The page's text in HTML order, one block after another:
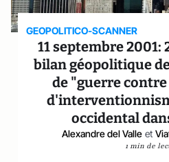
GEOPOLITICO-SCANNER
11 septembre 2001:
bilan géopolitique
de "guerre
occidental
Alexandre del Valle et
1 min de